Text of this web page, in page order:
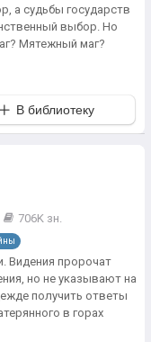
а судьбы государств
выбор. Но
Мятежный маг?
которая любит
сила, и
древние легенды
силой, способен
В библиотеку
706K зн.
Видения пророчат
но не указывают на
получить ответы
в горах
гласят, что тот,